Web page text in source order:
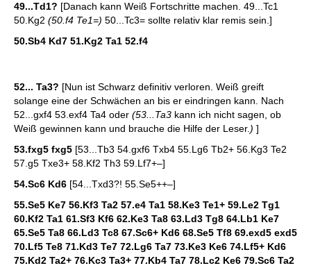
49...Td1? [Danach kann Weiß Fortschritte machen. 49...Tc1
50.Kg2 (50.f4 Te1=) 50...Tc3= sollte relativ klar remis sein.]
50.Sb4 Kd7 51.Kg2 Ta1 52.f4
52... Ta3? [Nun ist Schwarz definitiv verloren. Weiß greift
solange eine der Schwächen an bis er eindringen kann. Nach
52...gxf4 53.exf4 Ta4 oder (53...Ta3 kann ich nicht sagen, ob
Weiß gewinnen kann und brauche die Hilfe der Leser. ) ]
53.fxg5 fxg5 [53...Tb3 54.gxf6 Txb4 55.Lg6 Tb2+ 56.Kg3 Te2
57.g5 Txe3+ 58.Kf2 Th3 59.Lf7+–]
54.Sc6 Kd6 [54...Txd3?! 55.Se5++–]
55.Se5 Ke7 56.Kf3 Ta2 57.e4 Ta1 58.Ke3 Te1+ 59.Le2 Tg1
60.Kf2 Ta1 61.Sf3 Kf6 62.Ke3 Ta8 63.Ld3 Tg8 64.Lb1 Ke7
65.Se5 Ta8 66.Ld3 Tc8 67.Sc6+ Kd6 68.Se5 Tf8 69.exd5 exd5
70.Lf5 Te8 71.Kd3 Te7 72.Lg6 Ta7 73.Ke3 Ke6 74.Lf5+ Kd6
75.Kd2 Ta2+ 76.Kc3 Ta3+ 77.Kb4 Ta7 78.Lc2 Ke6 79.Sc6 Ta2